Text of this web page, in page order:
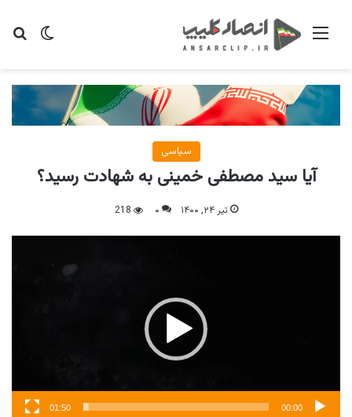
تغییر منو
سیاسی
آیا سید مصطفی خمینی به شهادت رسید؟
تیر ۲۴, ۱۴۰۰ ۰ 218
نمایشگر
00:00
01:50